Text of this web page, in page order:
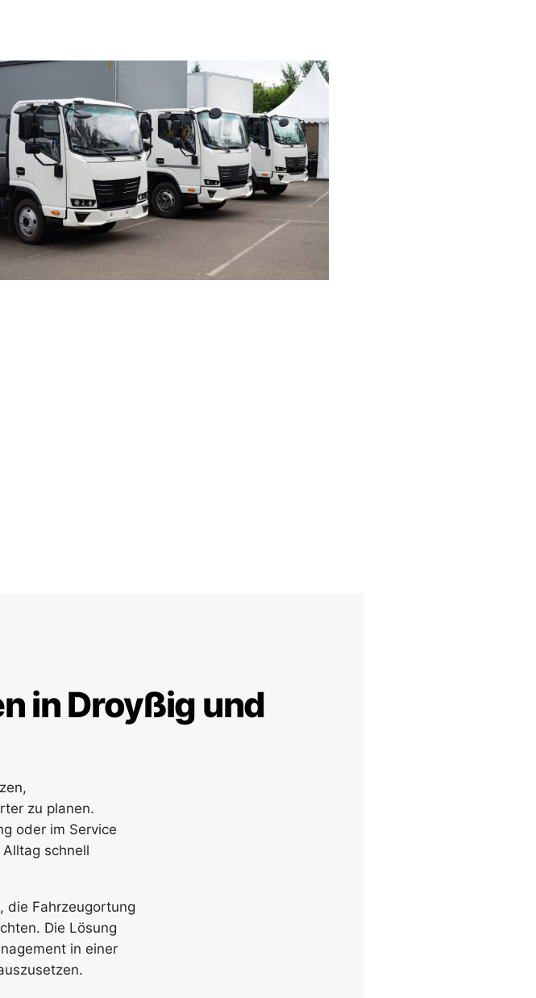
in Droyßig und
zu planen.
oder im Service
schnell
die Fahrzeugortung
Die Lösung
in einer